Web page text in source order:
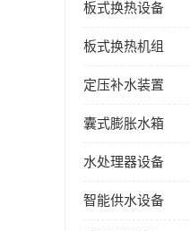
板式换热设备
板式换热机组
定压补水装置
囊式膨胀水箱
水处理器设备
智能供水设备